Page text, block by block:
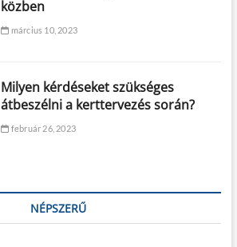
közben
március 10, 2023
Milyen kérdéseket szükséges
átbeszélni a kerttervezés során?
február 26, 2023
NÉPSZERŰ